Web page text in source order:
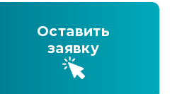
Оставить
заявку